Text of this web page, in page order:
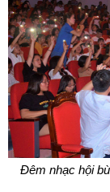
Đêm nhạc hội